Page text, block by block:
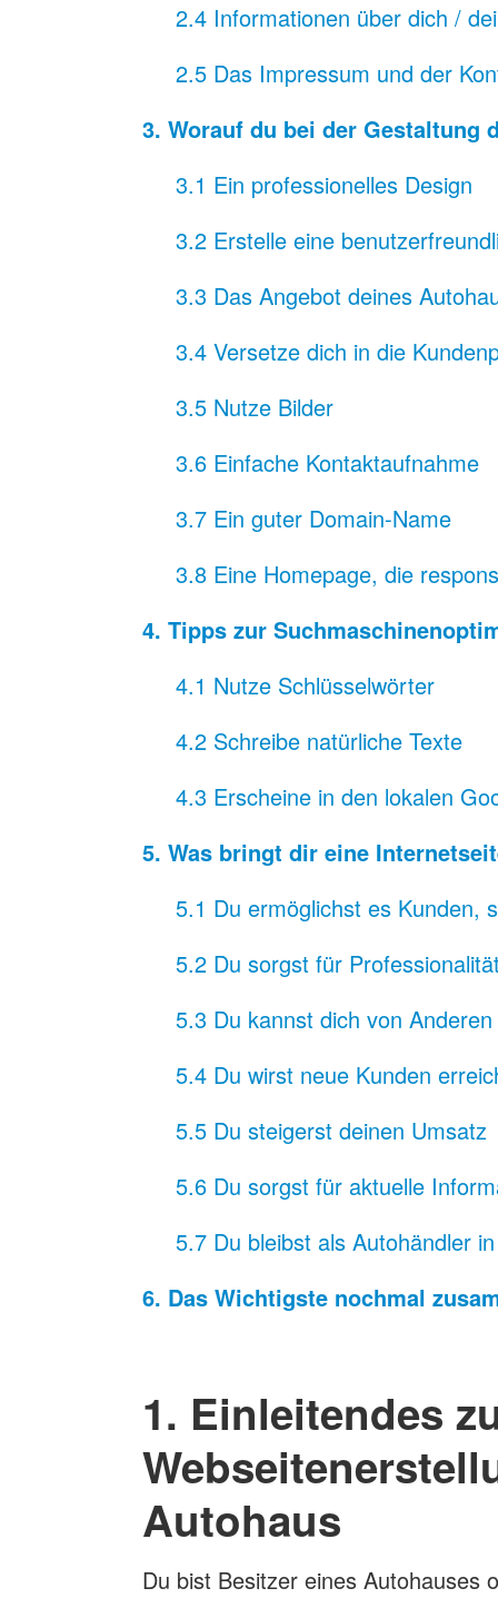
2.4 Informationen über dich /
2.5 Das Impressum und der
3. Worauf du bei der Gestaltung
3.1 Ein professionelles Design
3.2 Erstelle eine
3.3 Das Angebot deines
3.4 Versetze dich in die
3.5 Nutze Bilder
3.6 Einfache Kontaktaufnahme
3.7 Ein guter Domain-Name
3.8 Eine Homepage, die
4. Tipps zur
4.1 Nutze Schlüsselwörter
4.2 Schreibe natürliche Texte
4.3 Erscheine in den lokalen
5. Was bringt dir eine
5.1 Du ermöglichst es Kunden,
5.2 Du sorgst für
5.3 Du kannst dich von
5.4 Du wirst neue Kunden
5.5 Du steigerst deinen Umsatz
5.6 Du sorgst für aktuelle
5.7 Du bleibst als Autohändler
6. Das Wichtigste nochmal
1. Einleitendes
Autohaus
Du bist Besitzer eines Autohauses